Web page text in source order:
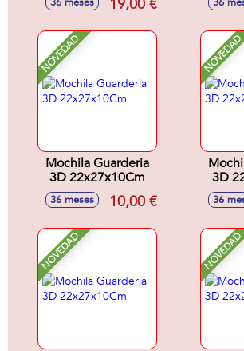
19,00 €
NOVEDAD
Mochila Guarderia
3D 22x27x10Cm
36 meses 10,00 €
NOVEDAD
3D
36
NOVEDAD NOVEDAD